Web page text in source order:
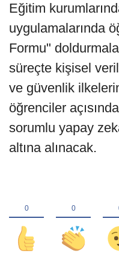
Eğitim
uygulamalarında
Formu"
süreçte kişisel
ve güvenlik
öğrenciler
sorumlu yapay
altına alınacak.